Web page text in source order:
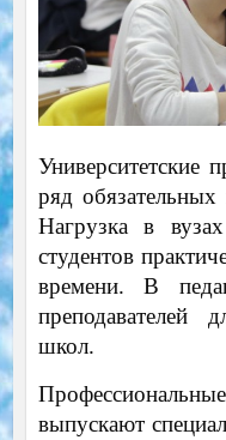
Университетские
ряд
Нагрузка в
студентов
времени. В
преподавателей
школ.
выпускают